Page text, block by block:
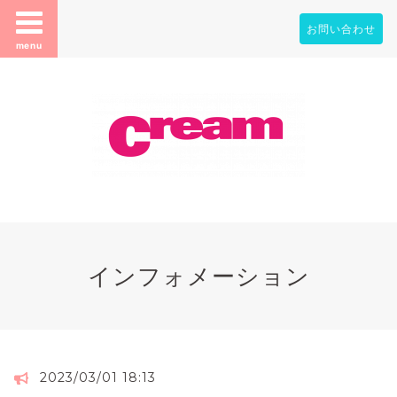
menu
お問い合わせ
インフォメーション
2023/03/01 18:13